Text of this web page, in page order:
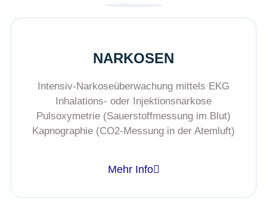
NARKOSEN
Intensiv-Narkoseüberwachung mittels EKG
Inhalations- oder Injektionsnarkose
Pulsoxymetrie (Sauerstoffmessung im Blut)
Kapnographie (CO2-Messung in der Atemluft)
Mehr Info